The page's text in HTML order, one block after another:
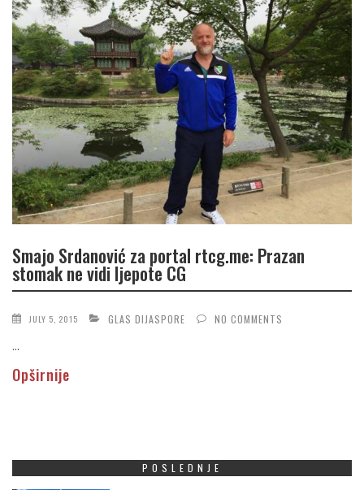
Smajo Srdanović za portal rtcg.me: Prazan
stomak ne vidi ljepote CG
JULY 5, 2015 GLAS DIJASPORE NO COMMENTS
...
Opširnije
POSLEDNJE